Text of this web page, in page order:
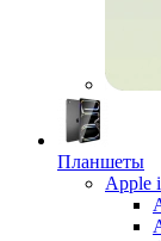
Планшеты
Apple